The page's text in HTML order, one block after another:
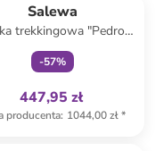
Salewa
trekkingowa "Pedroc
Alpha" w kolorze
czarnym
-57%
447,95 zł
producenta: 1044,00 zł*